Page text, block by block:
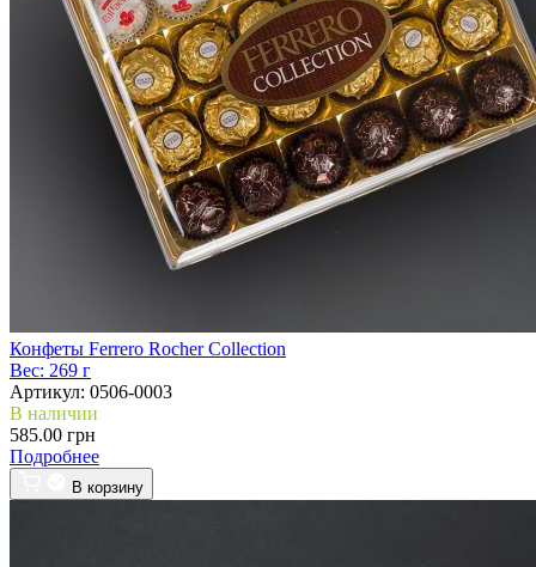
Конфеты Ferrero Rocher Collection
Вес: 269 г
Артикул: 0506-0003
В наличии
585.00 грн
Подробнее
В корзину